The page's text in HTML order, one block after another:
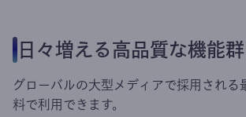
日々増える高品質な機能群
グローバルの大型メディアで採用される
料で利用できます。